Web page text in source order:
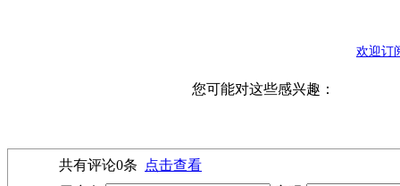
欢迎订
您可能对这些感兴趣：
共有评论0条
点击查看